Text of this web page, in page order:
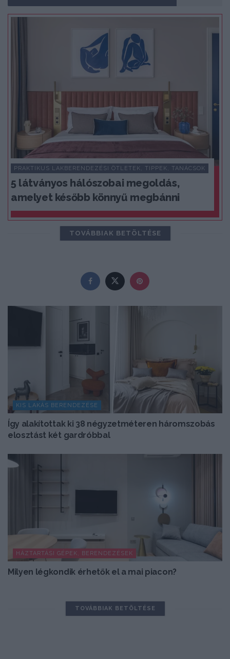
PRAKTIKUS LAKBERENDEZÉSI ÖTLETEK, TIPPEK, TANÁCSOK
5 látványos hálószobai megoldás,
amelyet később könnyű megbánni
TOVÁBBIAK BETÖLTÉSE
KIS LAKÁS BERENDEZÉSE
Így alakítottak ki 38 négyzetméteren háromszobás
elosztást két gardróbbal
HÁZTARTÁSI GÉPEK, BERENDEZÉSEK
Milyen légkondik érhetők el a mai piacon?
TOVÁBBIAK BETÖLTÉSE